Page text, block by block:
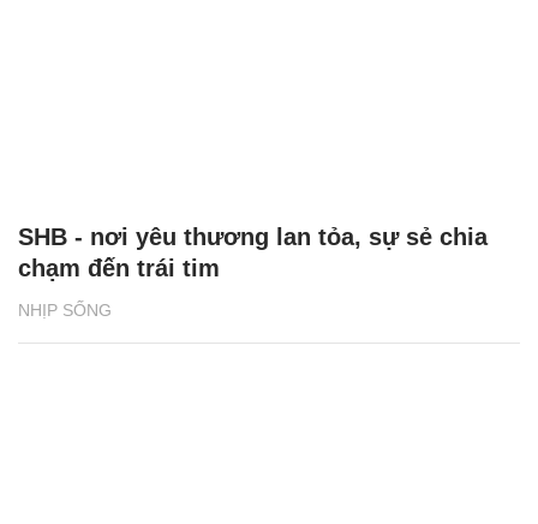
NHỊP SỐNG
SHB - nơi yêu thương lan tỏa, sự sẻ chia
chạm đến trái tim